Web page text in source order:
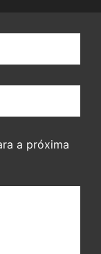
a próxima